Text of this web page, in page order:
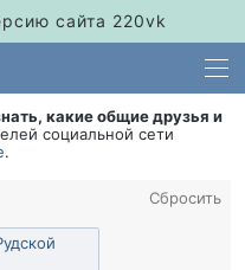
сайта 220vk
какие общие друзья и
социальной сети
.
Сбросить